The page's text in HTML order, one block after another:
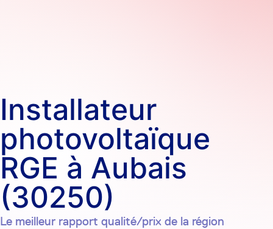
Installateur
photovoltaïque
RGE à Aubais
(30250)
Le meilleur rapport qualité/prix de la région